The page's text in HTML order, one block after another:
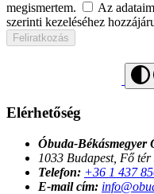
megismertem.
Az adataim
szerinti kezeléséhez
Feliratkozás
Elérhetőség
Óbuda-Békásmegyer
1033 Budapest, Fő tér
Telefon: +36 1 437
E-mail cím: